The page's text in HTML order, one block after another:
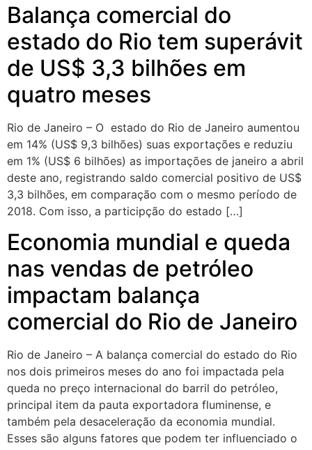
Balança comercial do
estado do Rio tem superávit
de US$ 3,3 bilhões em
quatro meses
Rio de Janeiro – O estado do Rio de Janeiro aumentou
em 14% (US$ 9,3 bilhões) suas exportações e reduziu
em 1% (US$ 6 bilhões) as importações de janeiro a abril
deste ano, registrando saldo comercial positivo de US$
3,3 bilhões, em comparação com o mesmo período de
2018. Com isso, a participção do estado […]
Economia mundial e queda
nas vendas de petróleo
impactam balança
comercial do Rio de Janeiro
Rio de Janeiro – A balança comercial do estado do Rio
nos dois primeiros meses do ano foi impactada pela
queda no preço internacional do barril do petróleo,
principal item da pauta exportadora fluminense, e
também pela desaceleração da economia mundial.
Esses são alguns fatores que podem ter influenciado o